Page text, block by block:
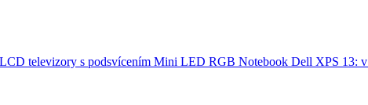
televizory s podsvícením Mini LED RGB Notebook Dell XPS 13: